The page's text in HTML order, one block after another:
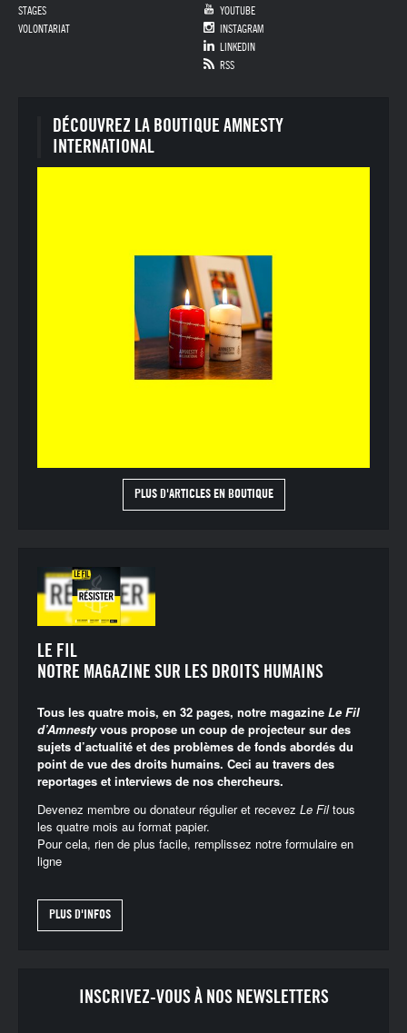
STAGES
VOLONTARIAT
YOUTUBE
INSTAGRAM
LINKEDIN
RSS
DÉCOUVREZ LA BOUTIQUE AMNESTY
INTERNATIONAL
PLUS D'ARTICLES EN BOUTIQUE
LE FIL
NOTRE MAGAZINE SUR LES DROITS HUMAINS
Tous les quatre mois, en 32 pages, notre magazine Le Fil
d’Amnestyvous propose un coup de projecteur sur des
sujets d’actualité et des problèmes de fonds abordés du
point de vue des droits humains. Ceci au travers des
reportages et interviews de nos chercheurs.
Devenez membre ou donateur régulier et recevez Le Filtous
les quatre mois au format papier.
Pour cela, rien de plus facile, remplissez notre formulaire en
ligne
PLUS D'INFOS
INSCRIVEZ-VOUS À NOS NEWSLETTERS